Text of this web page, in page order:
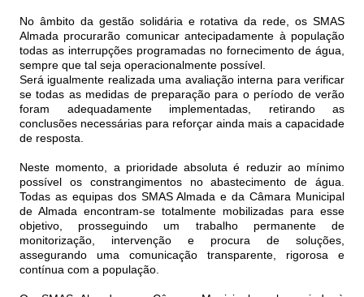
No âmbito da gestão solidária e rotativa da rede, os SMAS
Almada procurarão comunicar antecipadamente à população
todas as interrupções programadas no fornecimento de água,
sempre que tal seja operacionalmente possível.
Será igualmente realizada uma avaliação interna para verificar
se todas as medidas de preparação para o período de verão
foram adequadamente implementadas, retirando as
conclusões necessárias para reforçar ainda mais a capacidade
de resposta.
Neste momento, a prioridade absoluta é reduzir ao mínimo
possível os constrangimentos no abastecimento de água.
Todas as equipas dos SMAS Almada e da Câmara Municipal
de Almada encontram-se totalmente mobilizadas para esse
objetivo, prosseguindo um trabalho permanente de
monitorização, intervenção e procura de soluções,
assegurando uma comunicação transparente, rigorosa e
contínua com a população.